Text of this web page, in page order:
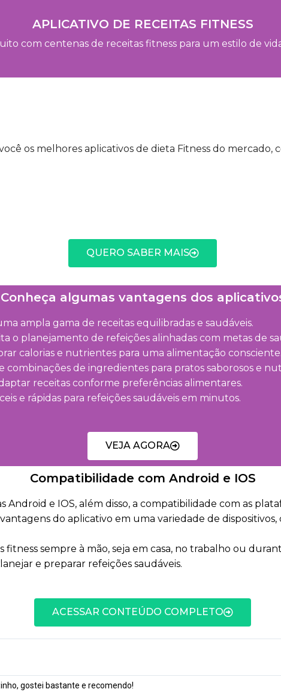
APLICATIVO DE RECEITAS FITNESS
com centenas de receitas fitness para um estilo de
os melhores aplicativos de dieta Fitness do mercado,
QUERO SABER MAIS
Conheça algumas vantagens dos
ampla gama de receitas equilibradas e saudáveis.
o planejamento de refeições alinhadas com metas de
calorias e nutrientes para uma alimentação consciente.
combinações de ingredientes para pratos saborosos e
receitas conforme preferências alimentares.
e rápidas para refeições saudáveis em minutos.
VEJA AGORA
Compatibilidade com Android e IOS
Android e IOS, além disso, a compatibilidade com as
do aplicativo em uma variedade de
fitness sempre à mão, seja em casa, no trabalho ou
e preparar refeições saudáveis.
ACESSAR CONTEÚDO COMPLETO
gostei bastante e recomendo!